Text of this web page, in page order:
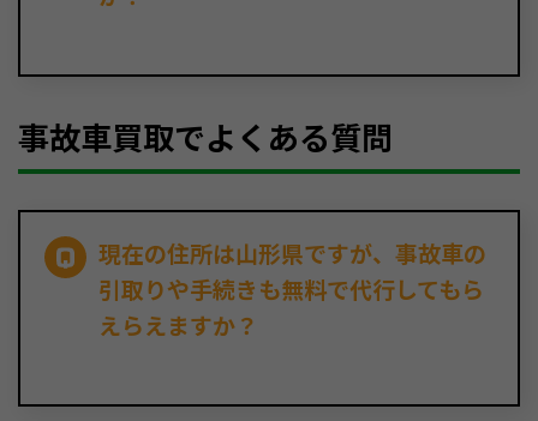
事故車買取でよくある質問
現在の住所は山形県ですが、事故車の
引取りや手続きも無料で代行してもら
えらえますか？